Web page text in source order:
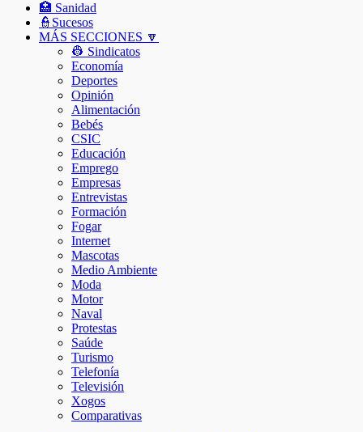
🏥 Sanidad
👮Sucesos
MÁS SECCIONES 🔽
👷 Sindicatos
Economía
Deportes
Opinión
Alimentación
Bebés
CSIC
Educación
Emprego
Empresas
Entrevistas
Formación
Fogar
Internet
Mascotas
Medio Ambiente
Moda
Motor
Naval
Protestas
Saúde
Turismo
Telefonía
Televisión
Xogos
Comparativas